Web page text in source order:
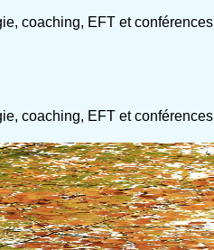
coaching, EFT et conférences
coaching, EFT et conférences